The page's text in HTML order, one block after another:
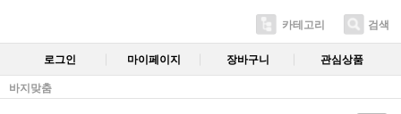
카테고리 검색
로그인 마이페이지 장바구니 관심상품
바지맞춤